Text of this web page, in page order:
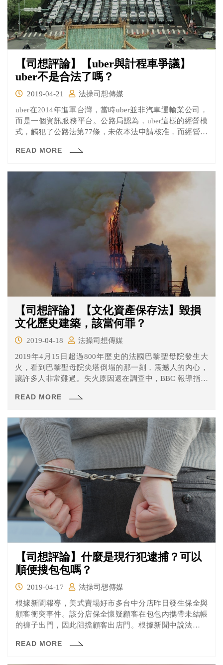
【司想評論】【uber與計程車爭議】
uber不是合法了嗎？
2019-04-21
法操司想傳媒
uber在2014年進軍台灣，當時uber並非汽車運輸業公司，
而是一個資訊服務平台。公路局認為，uber這樣的經營模
式，觸犯了公路法第77條，未依本法申請核准，而經營汽
條的罰則，提高到2500萬。
READ MORE
【司想評論】【文化資產保存法】毀損
文化歷史建築，該當何罪？
2019-04-18
法操司想傳媒
2019年4月15日超過800年歷史的法國巴黎聖母院發生大
火，看到巴黎聖母院尖塔倒塌的那一刻，震撼人的內心，
讓許多人非常難過。失火原因還在調查中，BBC 報導指出
聖母院的重建。
READ MORE
【司想評論】什麼是現行犯逮捕？可以
順便搜包包嗎？
2019-04-17
法操司想傳媒
根據新聞報導，美式賣場好市多台中分店昨日發生保全與
顧客衝突事件。該分店保全懷疑顧客在包包內攜帶未結帳
的褲子出門，因此阻擋顧客出店門。根據新聞中說法，好
但好市多方不願意、也不讓顧客離去，因此爆發衝突。警
READ MORE